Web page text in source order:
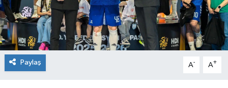
Paylaş A- A+